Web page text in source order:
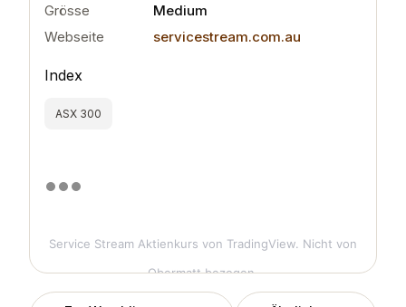
Grösse
Medium
Webseite
servicestream.com.au
Index
ASX 300
Service Stream Aktienkurs von TradingView. Nicht von
Obermatt bezogen.